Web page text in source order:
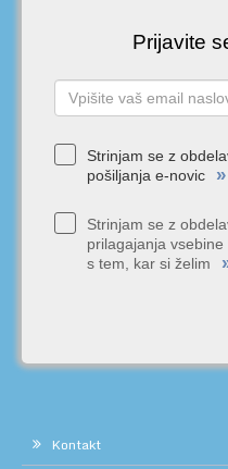
Prijavite
Strinjam se z
pošiljanja e-novic
»
Strinjam se z
prilagajanja
s tem, kar si želim
Kontakt